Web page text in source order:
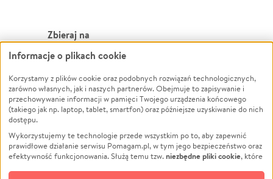
Zbieraj na
Leczenie
Zwierzęta
Pożar
Ukraina
Pomoc Finansowa
Projekty
Pogrzeb
Powódź
Wichura
NGO
Edukacja
Podróż
Impreza
Informacje o plikach cookie
Korzystamy z plików cookie oraz podobnych rozwiązań technologicznych,
zarówno własnych, jak i naszych partnerów. Obejmuje to zapisywanie i
przechowywanie informacji w pamięci Twojego urządzenia końcowego
(takiego jak np. laptop, tablet, smartfon) oraz późniejsze uzyskiwanie do nich
dostępu.
Wykorzystujemy te technologie przede wszystkim po to, aby zapewnić
prawidłowe działanie serwisu Pomagam.pl, w tym jego bezpieczeństwo oraz
efektywność funkcjonowania. Służą temu tzw.niezbędne pliki cookie, które